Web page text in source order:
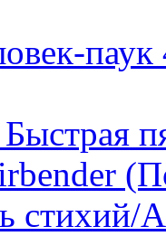
стихий/